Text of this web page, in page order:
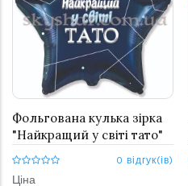
Фольгована кулька зірка
"Найкращий у світі тато"
0 відгук(ів)
Ціна